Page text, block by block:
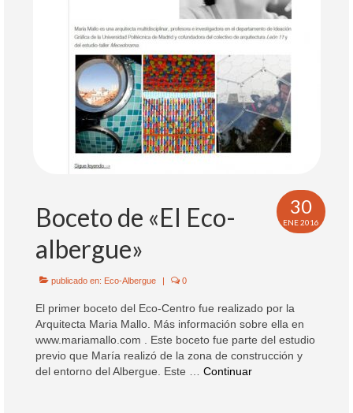
30
ENE 2016
Boceto de «El Eco-
albergue»
publicado en: Eco-Albergue | 0
El primer boceto del Eco-Centro fue realizado por la
Arquitecta Maria Mallo. Más información sobre ella en
www.mariamallo.com . Este boceto fue parte del estudio
previo que María realizó de la zona de construcción y
del entorno del Albergue. Este … Continuar